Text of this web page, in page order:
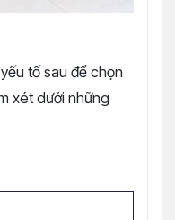
tố sau để chọn
xét dưới những